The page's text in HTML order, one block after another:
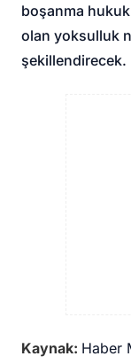
boşanma
olan yoksulluk
şekillendirecek.
Kaynak: Haber